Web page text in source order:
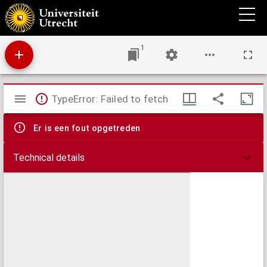
Theses juridicae inaugurales
1
Mirador
viewer
TypeError: Failed to fetch
Er is een fout opgetreden
Technical details